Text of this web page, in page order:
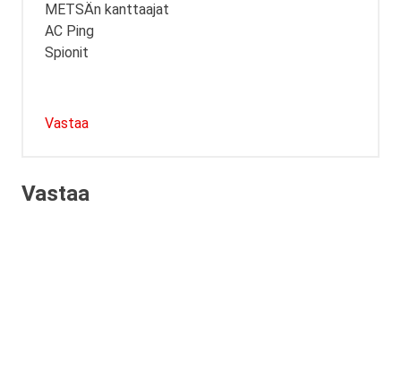
METSÄn kanttaajat
AC Ping
Spionit
Vastaa
Vastaa